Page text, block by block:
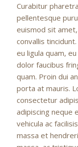
Curabitur
pellentesque
euismod sit
convallis
eu ligula quam,
dolor faucibus
quam. Proin dui
porta at mauris.
consectetur
adipiscing neque
vehicula ac
massa et